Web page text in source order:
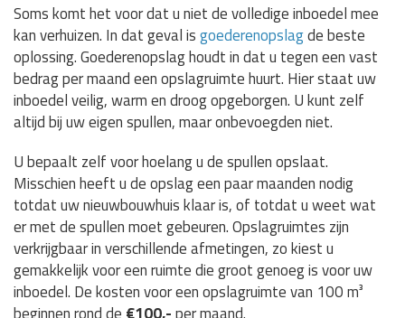
Soms komt het voor dat u niet de volledige inboedel mee
kan verhuizen. In dat geval isgoederenopslagde beste
oplossing. Goederenopslag houdt in dat u tegen een vast
bedrag per maand een opslagruimte huurt. Hier staat uw
inboedel veilig, warm en droog opgeborgen. U kunt zelf
altijd bij uw eigen spullen, maar onbevoegden niet.
U bepaalt zelf voor hoelang u de spullen opslaat.
Misschien heeft u de opslag een paar maanden nodig
totdat uw nieuwbouwhuis klaar is, of totdat u weet wat
er met de spullen moet gebeuren. Opslagruimtes zijn
verkrijgbaar in verschillende afmetingen, zo kiest u
gemakkelijk voor een ruimte die groot genoeg is voor uw
inboedel. De kosten voor een opslagruimte van 100 m³
beginnen rond de €100,-per maand.